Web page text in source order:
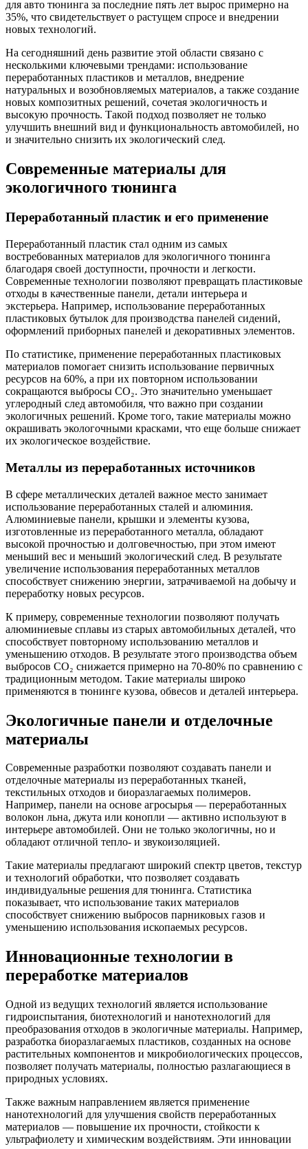
для авто тюнинга за последние пять лет вырос примерно на
35%, что свидетельствует о растущем спросе и внедрении
новых технологий.
На сегодняшний день развитие этой области связано с
несколькими ключевыми трендами: использование
переработанных пластиков и металлов, внедрение
натуральных и возобновляемых материалов, а также создание
новых композитных решений, сочетая экологичность и
высокую прочность. Такой подход позволяет не только
улучшить внешний вид и функциональность автомобилей, но
и значительно снизить их экологический след.
Современные материалы для
экологичного тюнинга
Переработанный пластик и его применение
Переработанный пластик стал одним из самых
востребованных материалов для экологичного тюнинга
благодаря своей доступности, прочности и легкости.
Современные технологии позволяют превращать пластиковые
отходы в качественные панели, детали интерьера и
экстерьера. Например, использование переработанных
пластиковых бутылок для производства панелей сидений,
оформлений приборных панелей и декоративных элементов.
По статистике, применение переработанных пластиковых
материалов помогает снизить использование первичных
ресурсов на 60%, а при их повторном использовании
сокращаются выбросы CO₂. Это значительно уменьшает
углеродный след автомобиля, что важно при создании
экологичных решений. Кроме того, такие материалы можно
окрашивать экологочными красками, что еще больше снижает
их экологическое воздействие.
Металлы из переработанных источников
В сфере металлических деталей важное место занимает
использование переработанных сталей и алюминия.
Алюминиевые панели, крышки и элементы кузова,
изготовленные из переработанного металла, обладают
высокой прочностью и долговечностью, при этом имеют
меньший вес и меньший экологический след. В результате
увеличение использования переработанных металлов
способствует снижению энергии, затрачиваемой на добычу и
переработку новых ресурсов.
К примеру, современные технологии позволяют получать
алюминиевые сплавы из старых автомобильных деталей, что
способствует повторному использованию металлов и
уменьшению отходов. В результате этого производства объем
выбросов CO₂ снижается примерно на 70-80% по сравнению с
традиционным методом. Такие материалы широко
применяются в тюнинге кузова, обвесов и деталей интерьера.
Экологичные панели и отделочные
материалы
Современные разработки позволяют создавать панели и
отделочные материалы из переработанных тканей,
текстильных отходов и биоразлагаемых полимеров.
Например, панели на основе агросырья — переработанных
волокон льна, джута или конопли — активно используют в
интерьере автомобилей. Они не только экологичны, но и
обладают отличной тепло- и звукоизоляцией.
Такие материалы предлагают широкий спектр цветов, текстур
и технологий обработки, что позволяет создавать
индивидуальные решения для тюнинга. Статистика
показывает, что использование таких материалов
способствует снижению выбросов парниковых газов и
уменьшению использования ископаемых ресурсов.
Инновационные технологии в
переработке материалов
Одной из ведущих технологий является использование
гидроиспытания, биотехнологий и нанотехнологий для
преобразования отходов в экологичные материалы. Например,
разработка биоразлагаемых пластиков, созданных на основе
растительных компонентов и микробиологических процессов,
позволяет получать материалы, полностью разлагающиеся в
природных условиях.
Также важным направлением является применение
нанотехнологий для улучшения свойств переработанных
материалов — повышение их прочности, стойкости к
ультрафиолету и химическим воздействиям. Эти инновации